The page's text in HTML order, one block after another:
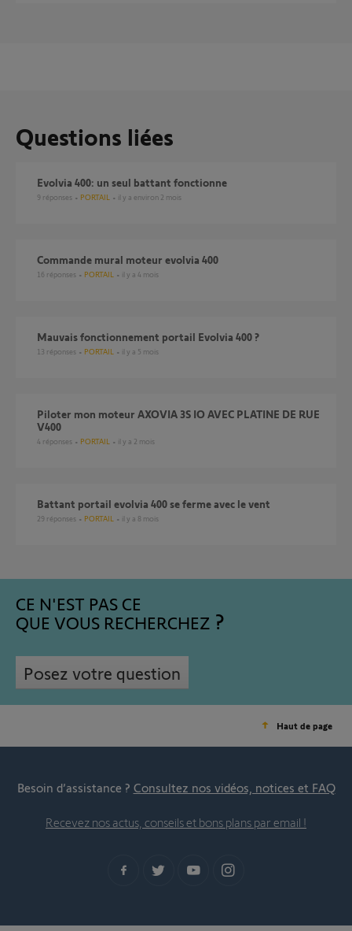
Questions liées
Evolvia 400: un seul battant fonctionne
9 réponses PORTAIL il y a environ 2 mois
Commande mural moteur evolvia 400
16 réponses PORTAIL il y a 4 mois
Mauvais fonctionnement portail Evolvia 400 ?
13 réponses PORTAIL il y a 5 mois
Piloter mon moteur AXOVIA 3S IO AVEC PLATINE DE RUE
V400
4 réponses PORTAIL il y a 2 mois
Battant portail evolvia 400 se ferme avec le vent
29 réponses PORTAIL il y a 8 mois
CE N'EST PAS CE
QUE VOUS RECHERCHEZ
Posez votre question
Haut de page
Besoin d’assistance ? Consultez nos vidéos, notices et FAQ
Recevez nos actus, conseils et bons plans par email !